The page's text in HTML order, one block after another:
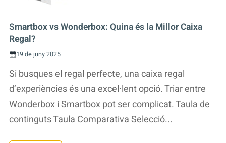
Smartbox vs Wonderbox: Quina és la Millor Caixa
Regal?
19 de juny 2025
Si busques el regal perfecte, una caixa regal
d’experiències és una excel·lent opció. Triar entre
Wonderbox i Smartbox pot ser complicat. Taula de
continguts Taula Comparativa Selecció...